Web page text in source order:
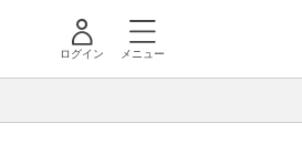
ログイン メニュー